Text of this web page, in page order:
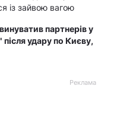
із зайвою вагою
партнерів у
удару по Києву,
Реклама